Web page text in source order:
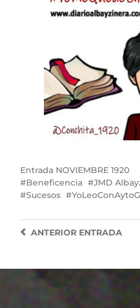
Entrada NOVIEMBRE 1920
Beneficencia
JMD
Sucesos
ANTERIORENTRADA